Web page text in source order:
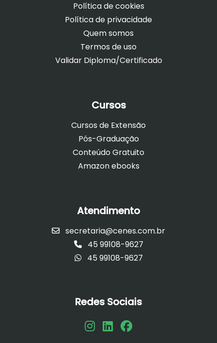
Política de cookies
Política de privacidade
Quem somos
Termos de uso
Validar Diploma/Certificado
Cursos
Cursos de Extensão
Pós-Graduação
Conteúdo Gratuito
Amazon ebooks
Atendimento
secretaria@cenes.com.br
45 99108-9627
45 99108-9627
Redes Sociais